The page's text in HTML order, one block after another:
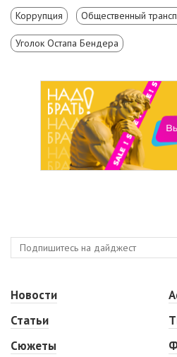
Коррупция Общественный
Уголок Остапа Бендера
Новости
Статьи
Сюжеты